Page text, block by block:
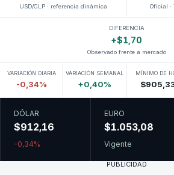
USD/CLP · referencia dinámica Oficial ·
DIFERENCIA
+$1,70
Observado frente a mercado
VARIACIÓN DIARIA
-0,34%
VARIACIÓN SEMANAL
+0,40%
MÍNIMO DE
DÓLAR
$912,16
-0,34%
EURO
$1.053,08
Vigente
PUBLICIDAD